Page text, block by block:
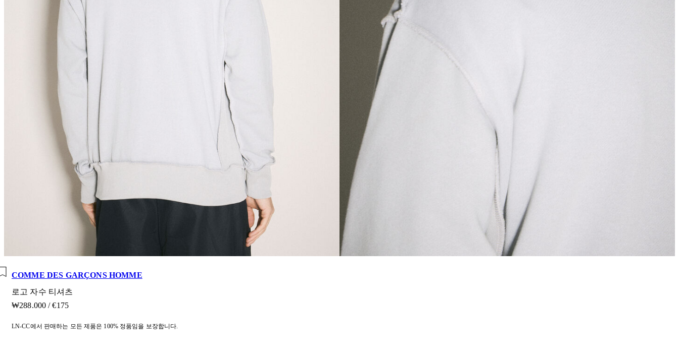
COMME DES GARÇONS HOMME
로고 자수 티셔츠
₩288.000 / €175
LN-CC에서 판매하는 모든 제품은 100% 정품임을 보장합니다.